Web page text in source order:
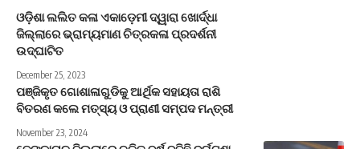
ଓଡ଼ିଶା ଲଲିତ କଳା ଏକାଡ଼େମୀ ଦ୍ୱାରା ଖୋର୍ଦ୍ଧା
ଜିଲ୍ଲାରେ ଭ୍ରାମ୍ୟମାଣ ଚିତ୍ରକଳା ପ୍ରଦର୍ଶନୀ
ଉଦ୍ଘାଟିତ
December 25, 2023
ପଞ୍ଜିକୃତ ଗୋଶାଳାଗୁଡିକୁ ଆର୍ଥିକ ସହାୟତା ରାଶି
ବିତରଣ କଲେ ମତ୍ସ୍ୟ ଓ ପ୍ରାଣୀ ସମ୍ପଦ ମନ୍ତ୍ରୀ
November 23, 2024